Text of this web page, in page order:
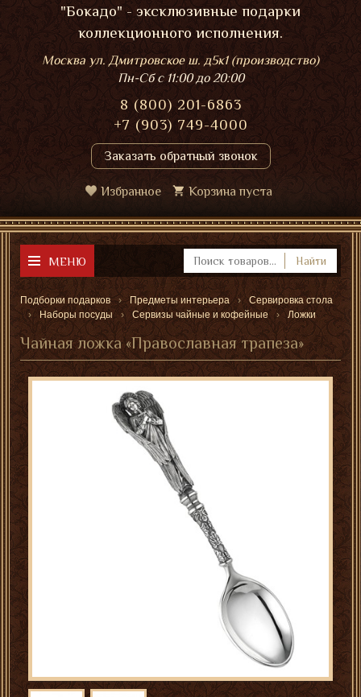
"Бокадо" - эксклюзивные подарки
коллекционного исполнения.
Москва ул. Дмитровское ш. д5к1 (производство)
Пн-Сбс 11:00 до 20:00
8 (800) 201-6863
+7 (903) 749-4000
Заказать обратный звонок
Избранное Корзина пуста
МЕНЮ Найти
Подборки подарков Предметы интерьера
Сервировка стола
Наборы посуды
Сервизы чайные и кофейные Ложки
Чайная ложка «Православная трапеза»